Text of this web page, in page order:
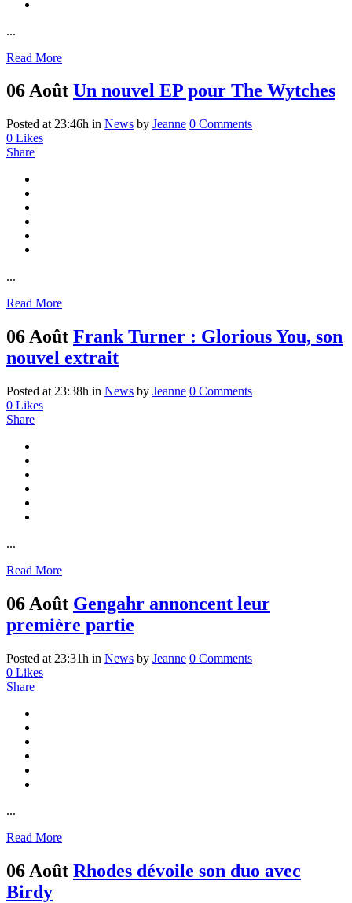
...
Read More
06 Août Un nouvel EP pour The Wytches
Posted at 23:46h in News by Jeanne 0 Comments
0 Likes
Share
...
Read More
06 Août Frank Turner : Glorious You, son
nouvel extrait
Posted at 23:38h in News by Jeanne 0 Comments
0 Likes
Share
...
Read More
06 Août Gengahr annoncent leur
première partie
Posted at 23:31h in News by Jeanne 0 Comments
0 Likes
Share
...
Read More
06 Août Rhodes dévoile son duo avec
Birdy